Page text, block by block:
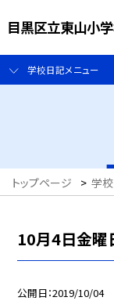
目黒区立東山小
学校日記メニュー
トップページ > 学
10月4日金曜
公開日 2019/10/04